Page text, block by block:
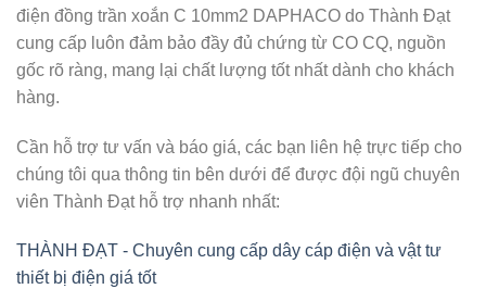
điện đồng trần xoắn C 10mm2 DAPHACO do Thành Đạt
cung cấp luôn đảm bảo đầy đủ chứng từ CO CQ, nguồn
gốc rõ ràng, mang lại chất lượng tốt nhất dành cho khách
hàng.
Cần hỗ trợ tư vấn và báo giá, các bạn liên hệ trực tiếp cho
chúng tôi qua thông tin bên dưới để được đội ngũ chuyên
viên Thành Đạt hỗ trợ nhanh nhất:
THÀNH ĐẠT - Chuyên cung cấp dây cáp điện và vật tư
thiết bị điện giá tốt